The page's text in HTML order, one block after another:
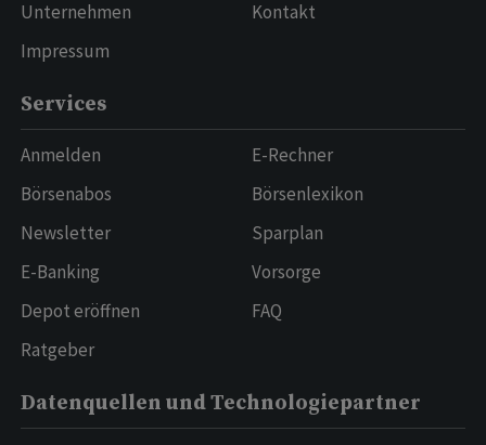
Unternehmen
Impressum
Kontakt
Services
Anmelden
Börsenabos
Newsletter
E-Banking
Depot eröffnen
Ratgeber
E-Rechner
Börsenlexikon
Sparplan
Vorsorge
FAQ
Datenquellen und Technologiepartner